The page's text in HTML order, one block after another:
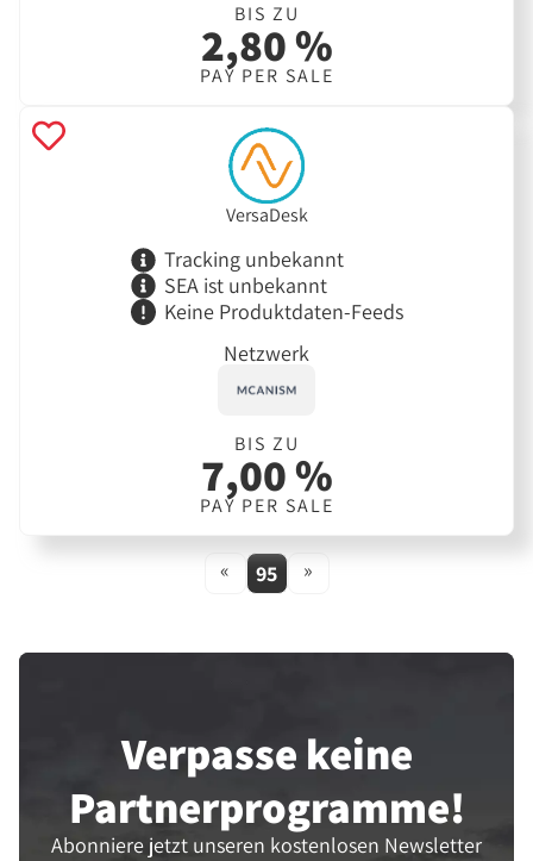
BIS ZU
2,80 %
PAY PER SALE
VersaDesk
Tracking unbekannt
SEA ist unbekannt
Keine Produktdaten-Feeds
Netzwerk
BIS ZU
7,00 %
PAY PER SALE
« 95 »
Verpasse keine
Partner­programme!
Abonniere jetzt unseren kostenlosen Newsletter